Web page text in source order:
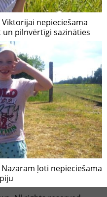
nepieciešama
pilnvērtīgi sazināties
ļoti nepieciešama